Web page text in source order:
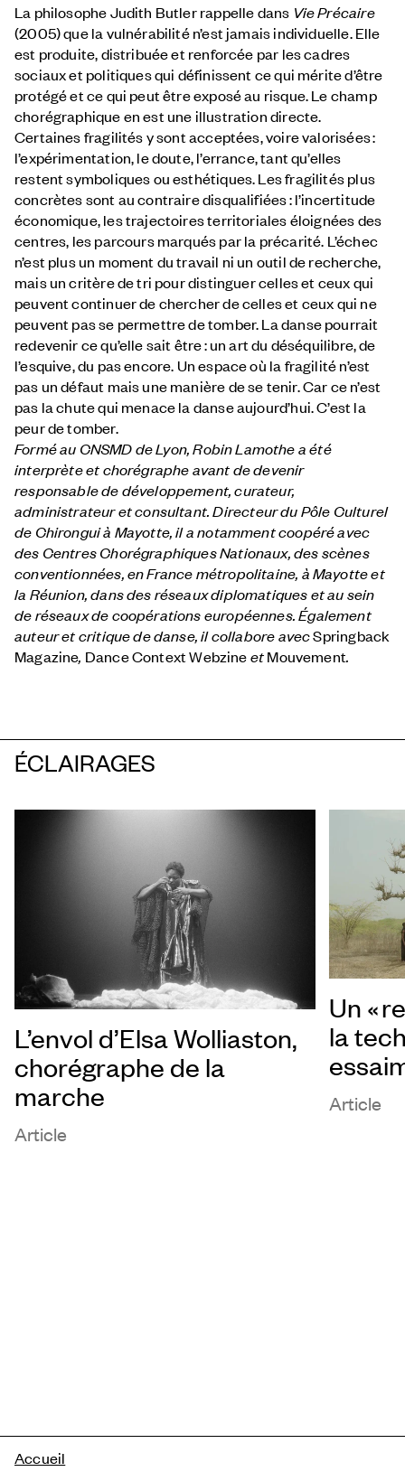
La philosophe Judith Butler rappelle dans Vie Précaire
(2005) que la vulnérabilité n’est jamais individuelle. Elle
est produite, distribuée et renforcée par les cadres
sociaux et politiques qui définissent ce qui mérite d’être
protégé et ce qui peut être exposé au risque. Le champ
chorégraphique en est une illustration directe.
Certaines fragilités y sont acceptées, voire valorisées :
l’expérimentation, le doute, l’errance, tant qu’elles
restent symboliques ou esthétiques. Les fragilités plus
concrètes sont au contraire disqualifiées : l’incertitude
économique, les trajectoires territoriales éloignées des
centres, les parcours marqués par la précarité. L’échec
n’est plus un moment du travail ni un outil de recherche,
mais un critère de tri pour distinguer celles et ceux qui
peuvent continuer de chercher de celles et ceux qui ne
peuvent pas se permettre de tomber. La danse pourrait
redevenir ce qu’elle sait être : un art du déséquilibre, de
l’esquive, du pas encore. Un espace où la fragilité n’est
pas un défaut mais une manière de se tenir. Car ce n’est
pas la chute qui menace la danse aujourd’hui. C’est la
peur de tomber.
Formé au CNSMD de Lyon,Robin Lamothea été
interprète et chorégraphe avant de devenir
responsable de développement, curateur,
administrateur et consultant. Directeur du Pôle Culturel
de Chirongui à Mayotte, il a notamment coopéré avec
des Centres Chorégraphiques Nationaux, des scènes
conventionnées, en France métropolitaine, à Mayotte et
la Réunion, dans des réseaux diplomatiques et au sein
de réseaux de coopérations européennes. Également
auteur et critique de danse, il collabore avecSpringback
Magazine, Dance Context WebzineetMouvement.
ÉCLAIRAGES
L’envol d’Elsa Wolliaston,
chorégraphe de la
marche
Article
Un «
la
Article
Fil
Accueil